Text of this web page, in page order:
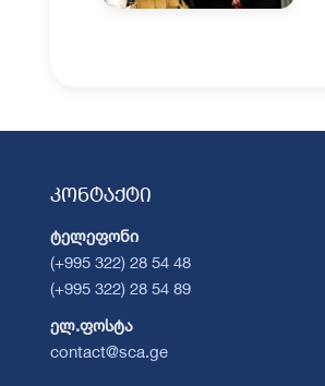
კონტაქტი
ტელეფონი
(+995 322) 28 54 48
(+995 322) 28 54 89
ელ.ფოსტა
contact@sca.ge